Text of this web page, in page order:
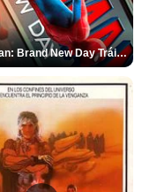
Spider-Man: Brand New Day Tráiler (3)